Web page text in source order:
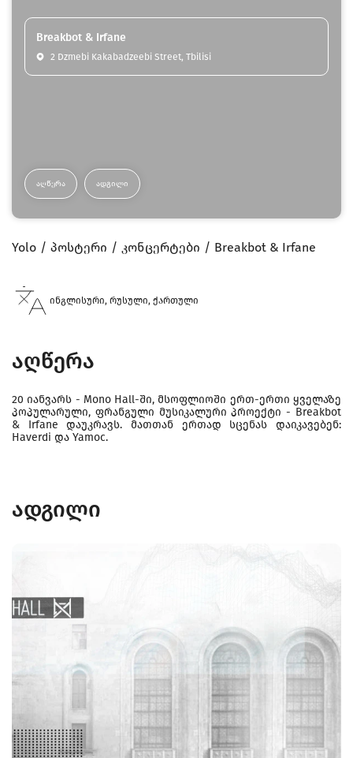
Breakbot & Irfane
2 Dzmebi Kakabadzeebi Street, Tbilisi
ᲐᲦᲬᲔᲠᲐ ᲐᲓᲒᲘᲚᲘ
Yolo პოსტერი კონცერტები Breakbot & Irfane
ინგლისური, რუსული, ქართული
აღწერა
20 იანვარს - Mono Hall-ში, მსოფლიოში ერთ-ერთი ყველაზე
პოპულარული, ფრანგული მუსიკალური პროექტი - Breakbot
& Irfane დაუკრავს. მათთან ერთად სცენას დაიკავებენ:
Haverdi და Yamoc.
ადგილი